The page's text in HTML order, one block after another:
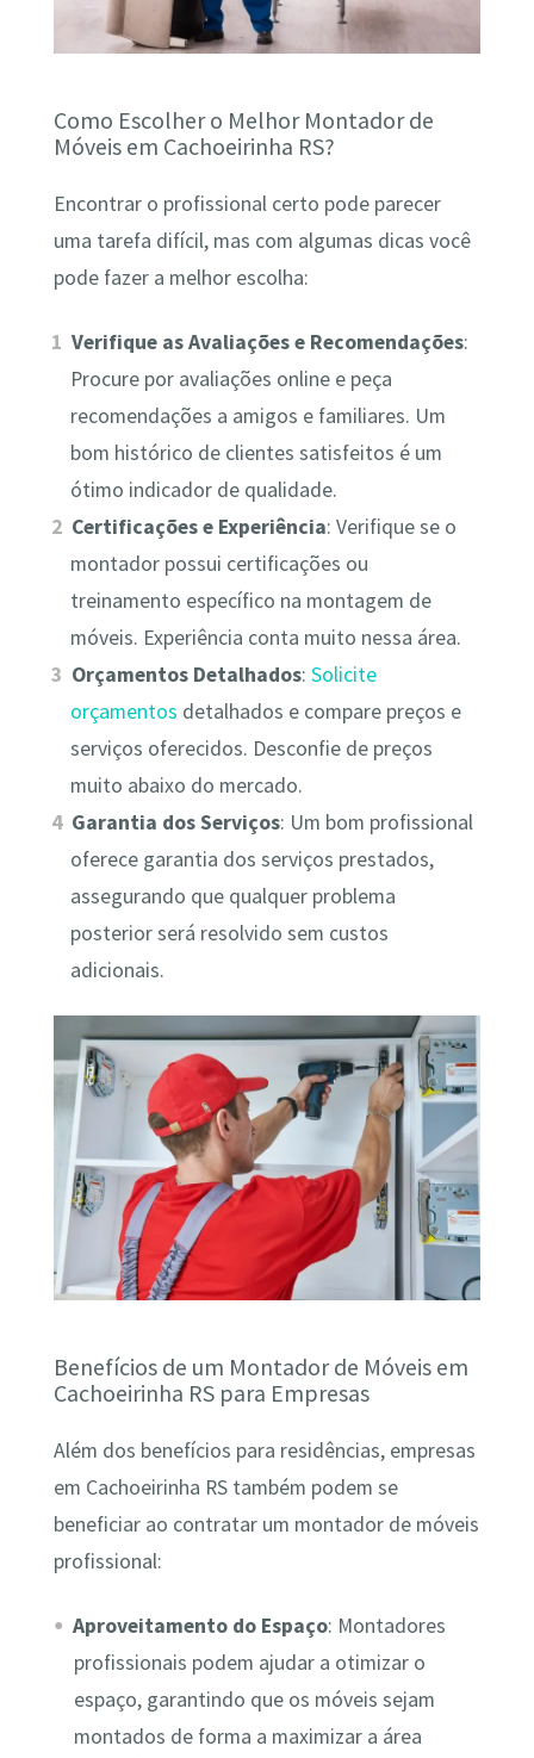
Como Escolher o Melhor Montador de
Móveis em Cachoeirinha RS?
Encontrar o profissional certo pode parecer
uma tarefa difícil, mas com algumas dicas você
pode fazer a melhor escolha:
Verifique as Avaliações e Recomendações:
Procure por avaliações online e peça
recomendações a amigos e familiares. Um
bom histórico de clientes satisfeitos é um
ótimo indicador de qualidade.
Certificações e Experiência: Verifique se o
montador possui certificações ou
treinamento específico na montagem de
móveis. Experiência conta muito nessa área.
Orçamentos Detalhados:Solicite
orçamentos detalhados e compare preços e
serviços oferecidos. Desconfie de preços
muito abaixo do mercado.
Garantia dos Serviços: Um bom profissional
oferece garantia dos serviços prestados,
assegurando que qualquer problema
posterior será resolvido sem custos
adicionais.
Benefícios de um Montador de Móveis em
Cachoeirinha RS para Empresas
Além dos benefícios para residências, empresas
em Cachoeirinha RS também podem se
beneficiar ao contratar um montador de móveis
profissional:
Aproveitamento do Espaço: Montadores
profissionais podem ajudar a otimizar o
espaço, garantindo que os móveis sejam
montados de forma a maximizar a área